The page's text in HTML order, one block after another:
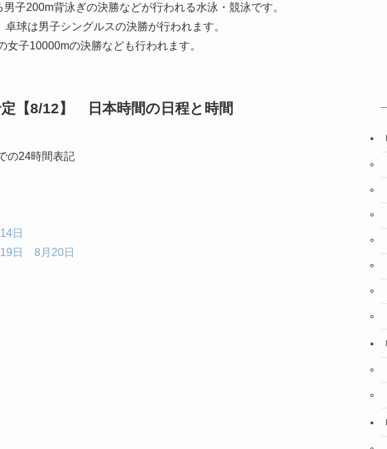
子200m背泳ぎの決勝などが行われる水泳・競泳です。
球は男子シングルスの決勝が行われます。
子10000mの決勝なども行われます。
【8/12】 日本時間の日程と時間
の24時間表記
日
日
8月20日